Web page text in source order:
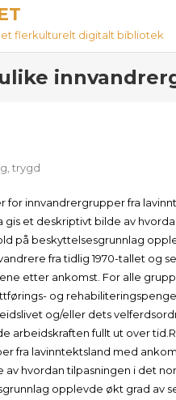
flerkulturelt digitalt bibliotek
trygd
innvandrergrupper fra
et deskriptivt bilde av
på beskyttelsesgrunnlag
fra tidlig 1970-tallet og
etter ankomst. For alle
og
og/eller dets
arbeidskraften fullt ut over
fra lavinntektsland med
hvordan tilpasningen i det
opplevde økt grad av